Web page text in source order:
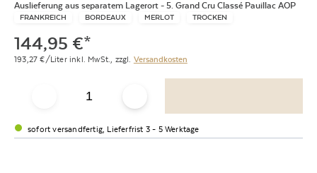
Auslieferung aus separatem Lagerort - 5. Grand Cru Classé Pauillac AOP
FRANKREICH BORDEAUX MERLOT TROCKEN
144,95 €*
193,27 €/Liter inkl. MwSt., zzgl. Versandkosten
sofort versandfertig, Lieferfrist 3 - 5 Werktage